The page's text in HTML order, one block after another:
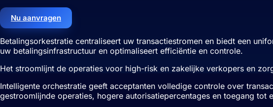
Nu aanvragen
Betalingsorkestratie centraliseert uw transactiestromen en biedt een
uw betalingsinfrastructuur en optimaliseert efficiëntie en controle.
Het stroomlijnt de operaties voor high-risk en zakelijke verkopers en
Intelligente orchestratie geeft acceptanten volledige controle over
gestroomlijnde operaties, hogere autorisatiepercentages en toegang tot